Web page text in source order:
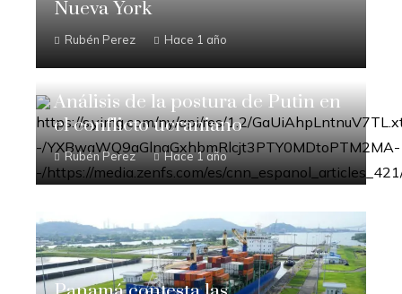
Nueva York
Rubén Perez Hace 1 año
Análisis de la postura de Putin en
el conflicto ucraniano
Rubén Perez Hace 1 año